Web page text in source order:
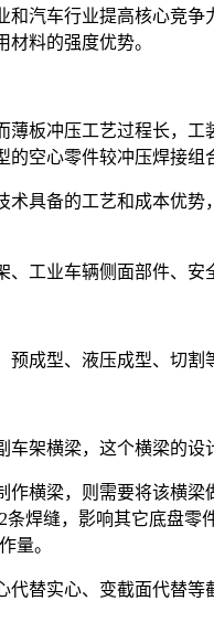
和汽车行业提高核心竞
料的强度优势。
冲压工艺过程长，工
空心零件较冲压焊接组
备的工艺和成本优势
业车辆侧面部件、安
预成型、液压成型、切割
横梁，这个横梁的设
梁，则需要将该横梁
焊缝，影响其它底盘
量。
替实心、变截面代替等